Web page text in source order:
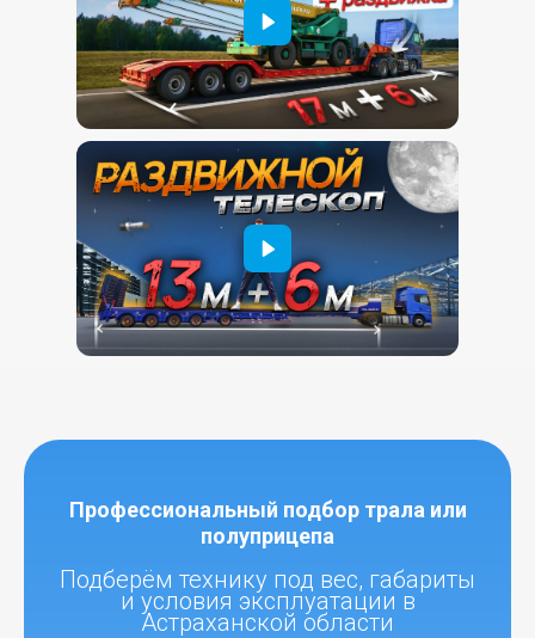
Профессиональный подбор трала или
полуприцепа
Подберём технику под вес, габариты
и условия эксплуатации в
Астраханской области